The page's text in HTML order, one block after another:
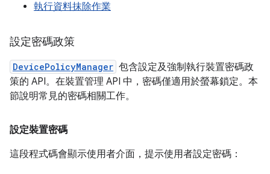
執行資料抹除作業
設定密碼政策
DevicePolicyManager 包含設定及強制執行裝置密碼政
策的 API。在裝置管理 API 中，密碼僅適用於螢幕鎖定。本
節說明常見的密碼相關工作。
設定裝置密碼
這段程式碼會顯示使用者介面，提示使用者設定密碼：